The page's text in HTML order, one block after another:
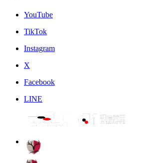
YouTube
TikTok
Instagram
X
Facebook
LINE